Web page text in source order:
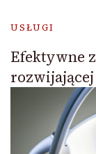
USŁUGI
Efektywne
rozwijającej